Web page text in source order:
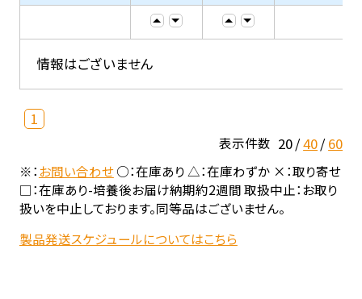
情報はございません
1
表示件数 20 40 60
※：お問い合わせ○：在庫あり △：在庫わずか ×：取り寄せ
□：在庫あり-培養後お届け納期約2週間 取扱中止：お取り
扱いを中止しております。同等品はございません。
製品発送スケジュールについてはこちら